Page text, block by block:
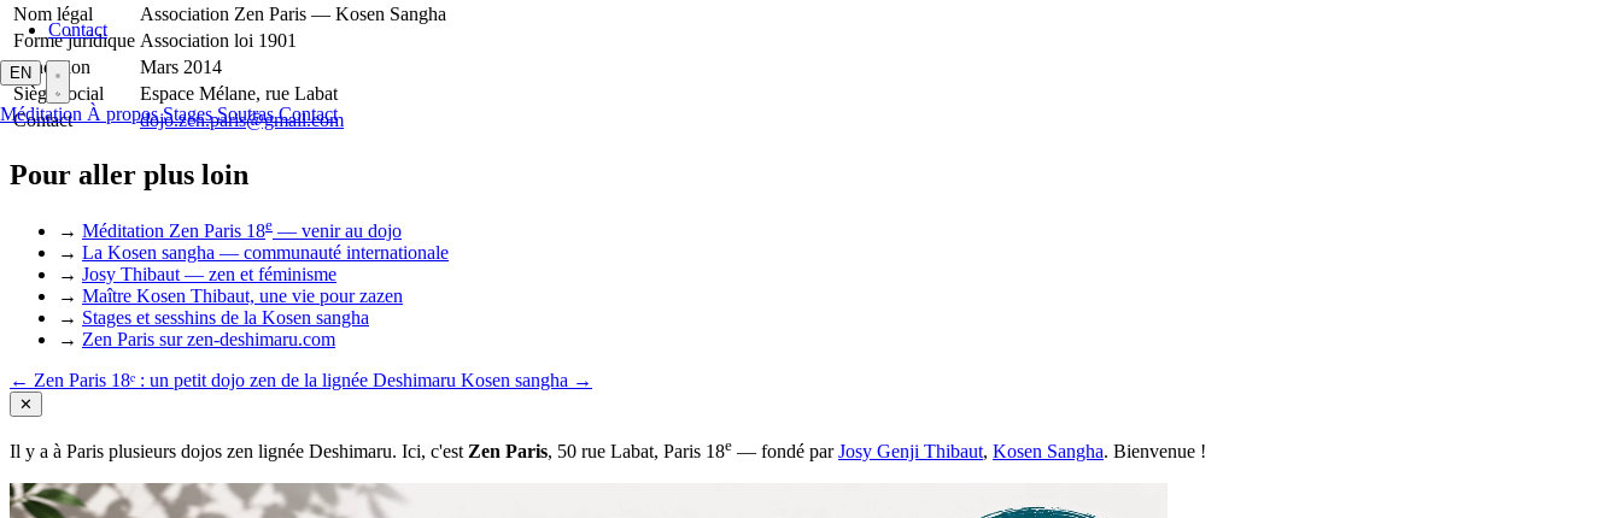
Contact
EN
Méditation À proposStagesSoutrasContact
Nom légal
Association Zen Paris — Kosen Sangha
Forme juridique Association loi 1901
Fondation
Mars 2014
Siège social
Espace Mélane, rue Labat
Contact
dojo.zen.paris@gmail.com
Pour aller plus loin
→ Méditation Zen Paris 18e — venir au dojo
→ La Kosen sangha — communauté internationale
→ Josy Thibaut — zen et féminisme
→ Maître Kosen Thibaut, une vie pour zazen
→ Stages et sesshins de la Kosen sangha
→ Zen Paris sur zen-deshimaru.com
← Zen Paris 18ᵉ : un petit dojo zen de la lignée Deshimaru Kosen sangha →
✕
Il y a à Paris plusieurs dojos zen lignée Deshimaru. Ici, c'estZen Paris, 50 rue Labat, Paris 18e — fondé parJosy Genji Thibaut, Kosen Sangha. Bienvenue !